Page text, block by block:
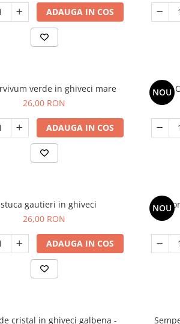
ADAUGA IN COS
verde in ghiveci mare
26,00 RON
ADAUGA IN COS
NOU
gautieri in ghiveci
26,00 RON
ADAUGA IN COS
NOU
cristal in ghiveci galbena -